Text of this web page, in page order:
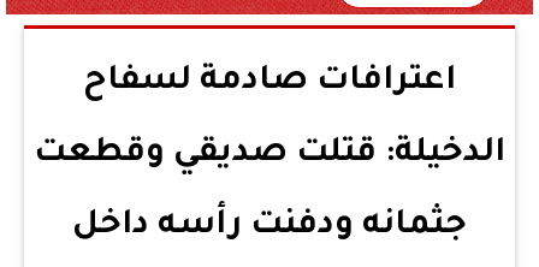
اعترافات صادمة لسفاح
الدخيلة: قتلت صديقي وقطعت
جثمانه ودفنت رأسه داخل